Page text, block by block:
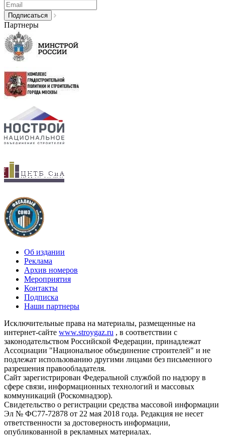
Партнеры
Об издании
Реклама
Архив номеров
Мероприятия
Контакты
Подписка
Наши партнеры
Исключительные права на материалы, размещенные на
интернет-сайте www.stroygaz.ru , в соответствии с
законодательством Российской Федерации, принадлежат
Ассоциации "Национальное объединение строителей" и не
подлежат использованию другими лицами без письменного
разрешения правообладателя.
Сайт зарегистрирован Федеральной службой по надзору в
сфере связи, информационных технологий и массовых
коммуникаций (Роскомнадзор).
Свидетельство о регистрации средства массовой информации
Эл № ФС77-72878 от 22 мая 2018 года. Редакция не несет
ответственности за достоверность информации,
опубликованной в рекламных материалах.